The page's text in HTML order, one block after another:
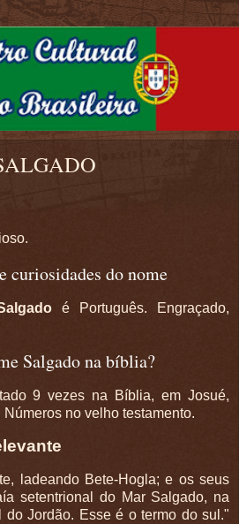
curiosidades do nome
é Português. Engraçado,
Salgado na bíblia?
9 vezes na Bíblia, em Josué,
no velho testamento.
ladeando Bete-Hogla; e os seus
setentrional do Mar Salgado, na
do Jordão. Esse é o termo do sul."